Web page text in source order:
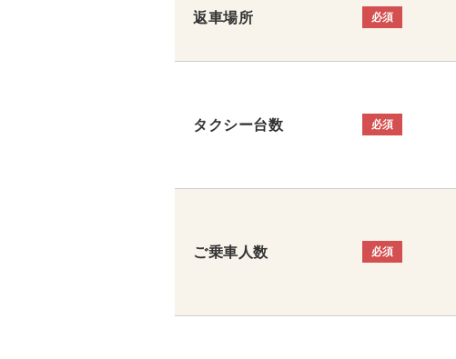
返車場所 必須
タクシー台数 必須
ご乗車人数 必須